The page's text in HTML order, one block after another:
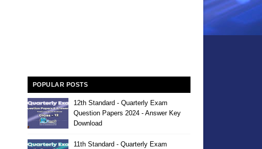
POPULAR POSTS
12th Standard - Quarterly Exam
Question Papers 2024 - Answer Key
Download
11th Standard - Quarterly Exam